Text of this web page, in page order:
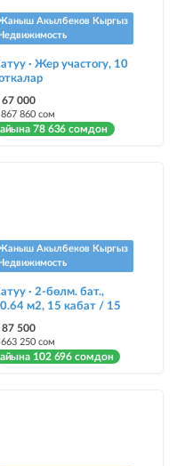
мүлкүңүздү
сатууга жардам берет
Акылбеков Кыргыз
Недвижимость
· Жер участогу, 10
67 000
867 860 сом
айына 78 636 сомдон
Акылбеков Кыргыз
Недвижимость
· 2-бөлм. бат.,
70.64 м2, 15 кабат / 15
87 500
250 сом
айына 102 696 сомдон